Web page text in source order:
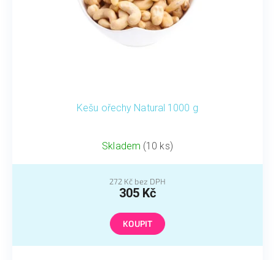
Kešu ořechy Natural 1000 g
Skladem (10 ks)
272 Kč bez DPH
305 Kč
KOUPIT